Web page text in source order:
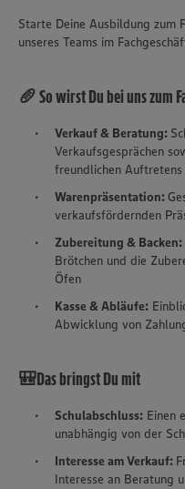
Starte Deine Ausbildung zum
unseres Teams im
🥖 So wirst Du bei uns zum
Verkauf & Beratung:
Verkaufsgesprächen
freundlichen
Warenpräsentation:
verkaufsfördernden
Zubereitung & Backen:
Brötchen und die
Öfen
Kasse & Abläufe:
Abwicklung von
🎒Das bringst Du mit
Schulabschluss: Einen
unabhängig von der
Interesse am Verkauf:
Interesse an Beratung